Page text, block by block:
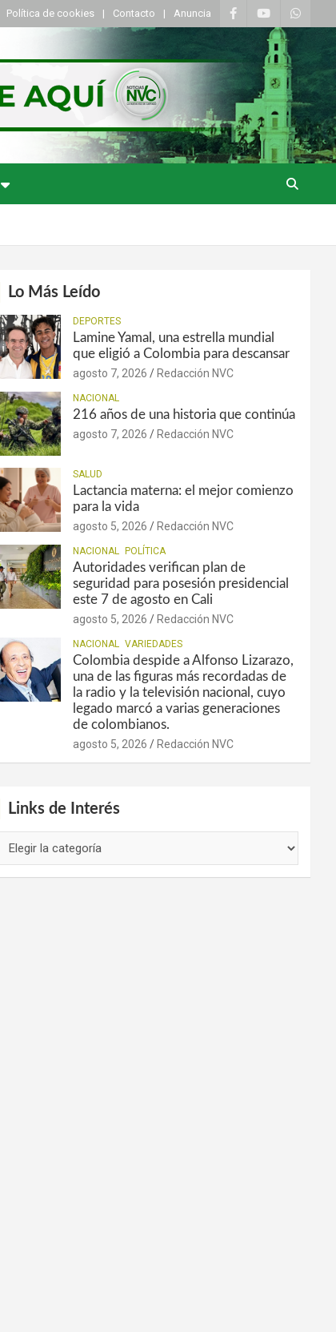
Política de cookies Contacto Anuncia
Lo Más Leído
DEPORTES
Lamine Yamal, una estrella mundial
que eligió a Colombia para descansar
agosto 7, 2026 Redacción NVC
NACIONAL
216 años de una historia que continúa
agosto 7, 2026 Redacción NVC
SALUD
Lactancia materna: el mejor comienzo
para la vida
agosto 5, 2026 Redacción NVC
NACIONAL POLÍTICA
Autoridades verifican plan de
seguridad para posesión presidencial
este 7 de agosto en Cali
agosto 5, 2026 Redacción NVC
NACIONAL VARIEDADES
Colombia despide a Alfonso Lizarazo,
una de las figuras más recordadas de
la radio y la televisión nacional, cuyo
legado marcó a varias generaciones
de colombianos.
agosto 5, 2026 Redacción NVC
Links de Interés
de